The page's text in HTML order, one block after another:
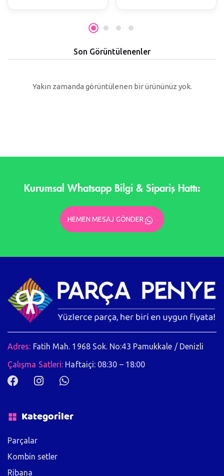
Son Görüntülenenler
Yakın zamanda görüntülenen bir ürününüz yok.
Kurumsal Whatsapp Bilgi & Sipariş Hattı:
HEMEN MESAJ GÖNDER
Adres: Fatih Mah. 1968 Sok. No:43 Pamukkale / Denizli
Çalışma Satleri: Haftaiçi: 08:30 – 18:00
Kategoriler
Parçalar
Kombin setler
Ribana